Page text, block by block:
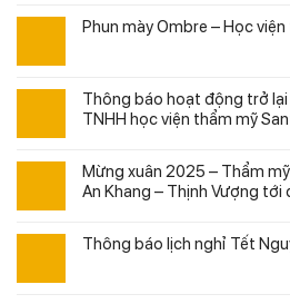
Phun mày Ombre – Học
Thông báo hoạt động trở
TNHH học viện thẩm mỹ
Mừng xuân 2025 – Thẩm
An Khang – Thịnh Vượng tới
Thông báo lịch nghỉ Tết